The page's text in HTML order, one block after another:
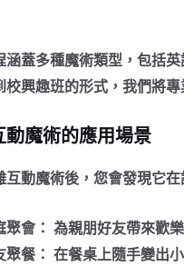
涵蓋多種魔術類型，包括
校興趣班的形式，我們將
動魔術的應用場景
互動魔術後，您會發現它
聚會： 為親朋好友帶來歡
聚餐： 在餐桌上隨手變出